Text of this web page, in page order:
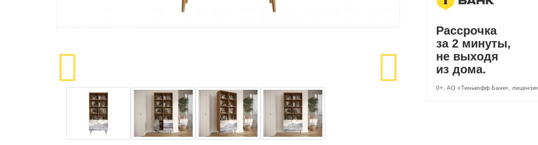
Рассрочка
за 2 минуты,
не выходя
из дома.
0+, АО «Тинькофф Банк»,